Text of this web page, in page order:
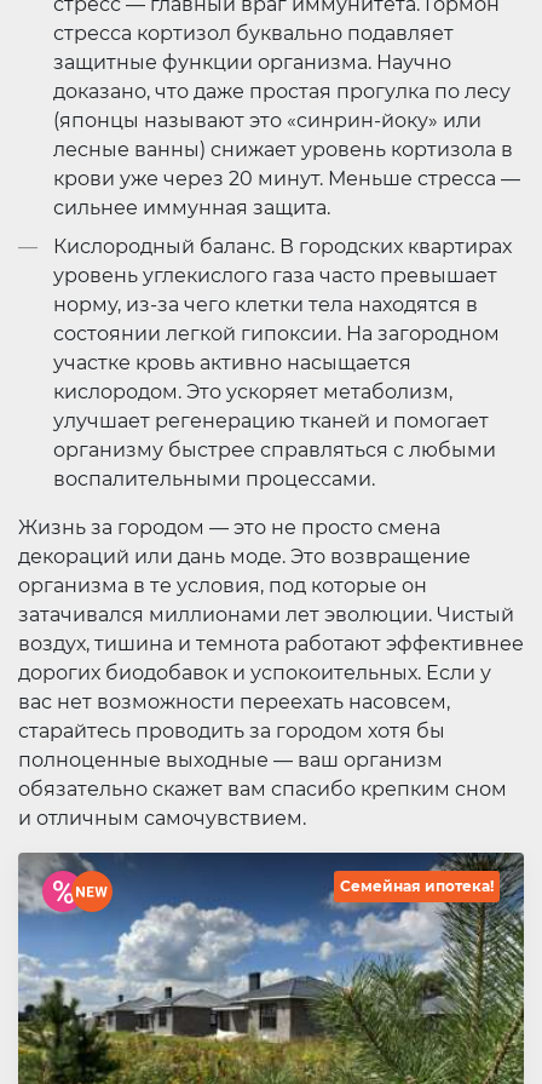
стресса кортизол буквально подавляет
защитные функции организма. Научно
доказано, что даже простая прогулка по лесу
(японцы называют это «синрин-йоку» или
лесные ванны) снижает уровень кортизола в
крови уже через 20 минут. Меньше стресса —
сильнее иммунная защита.
Кислородный баланс. В городских квартирах
уровень углекислого газа часто превышает
норму, из-за чего клетки тела находятся в
состоянии легкой гипоксии. На загородном
участке кровь активно насыщается
кислородом. Это ускоряет метаболизм,
улучшает регенерацию тканей и помогает
организму быстрее справляться с любыми
воспалительными процессами.
Жизнь за городом — это не просто смена
декораций или дань моде. Это возвращение
организма в те условия, под которые он
затачивался миллионами лет эволюции. Чистый
воздух, тишина и темнота работают эффективнее
дорогих биодобавок и успокоительных. Если у
вас нет возможности переехать насовсем,
старайтесь проводить за городом хотя бы
полноценные выходные — ваш организм
обязательно скажет вам спасибо крепким сном
и отличным самочувствием.
Семейная ипотека!